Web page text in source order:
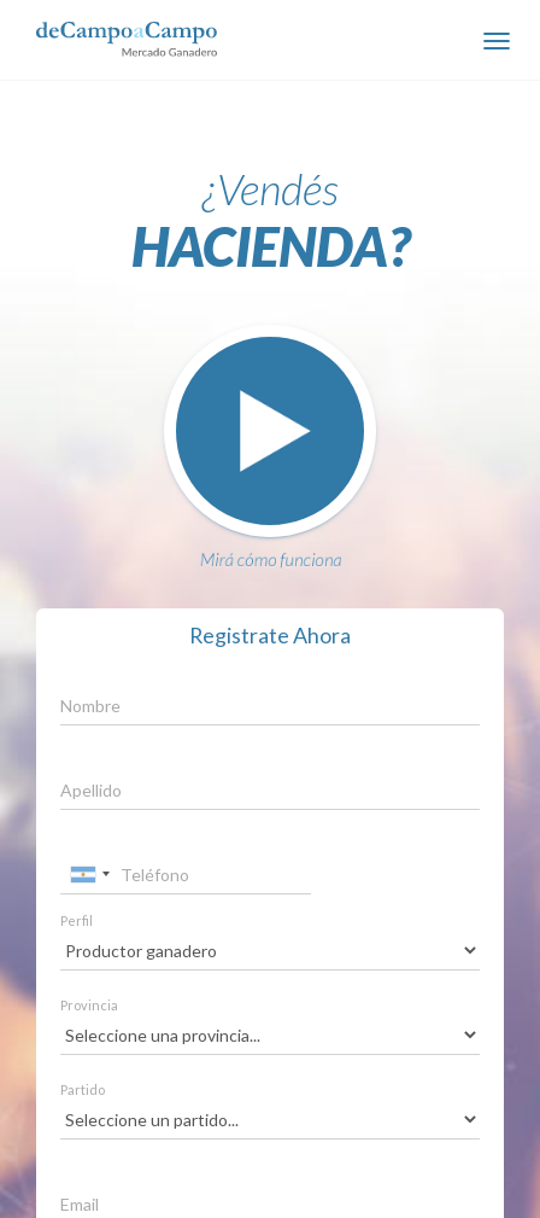
Vendés
HACIENDA
Mirá cómo funciona
Registrate Ahora
Nombre
Apellido
Teléfono
Perfil
Provincia
Partido
Email